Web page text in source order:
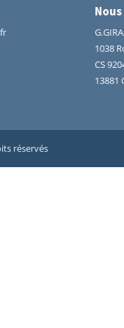
1038
CS
13881
réservés